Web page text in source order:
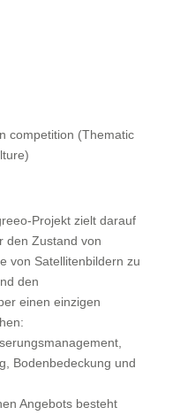
competition (Thematic
Projekt zielt darauf
den Zustand von
von Satellitenbildern zu
den
einen einzigen
Bodenbedeckung und
Angebots besteht